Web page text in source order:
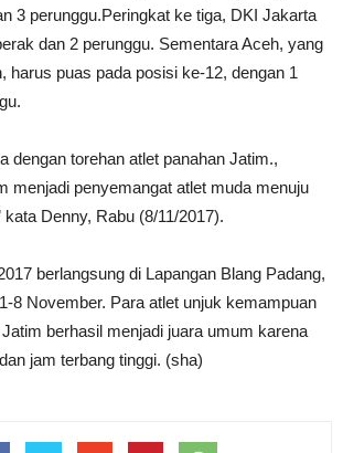
3 perunggu.Peringkat ke tiga, DKI Jakarta
dan 2 perunggu. Sementara Aceh, yang
harus puas pada posisi ke-12, dengan 1
dengan torehan atlet panahan Jatim.,
menjadi penyemangat atlet muda menuju
kata Denny, Rabu (8/11/2017).
berlangsung di Lapangan Blang Padang,
8 November. Para atlet unjuk kemampuan
berhasil menjadi juara umum karena
jam terbang tinggi. (sha)